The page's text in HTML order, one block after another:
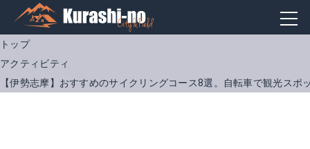
トップ
アクティビティ
【伊勢志摩】おすすめのサイクリングコース8選。自転車で観光スポ